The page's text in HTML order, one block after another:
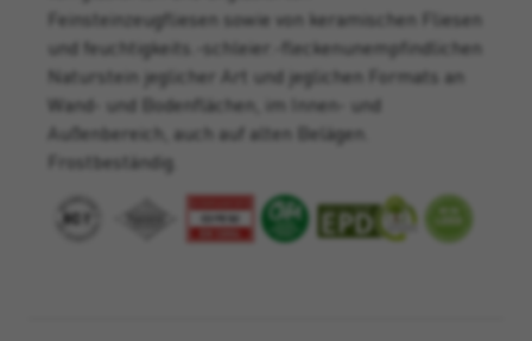
Feinsteinzeugfliesen sowie von keramischen Fliesen
und feuchtigkeits.-schleier.-fleckenunempfindlichen
Naturstein jeglicher Art und jeglichen Formats an
Wand- und Bodenflächen, im Innen- und
Außenbereich, auch auf alten Belägen.
Frostbeständig.